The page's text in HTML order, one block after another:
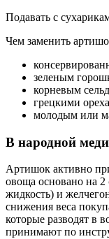
Подавать с
Чем заменить
зеленым
корневым
грецкими
молодым или
В народной
Артишок активно
овоща основано на
жидкость) и
снижения веса
которые разводят в
принимают по